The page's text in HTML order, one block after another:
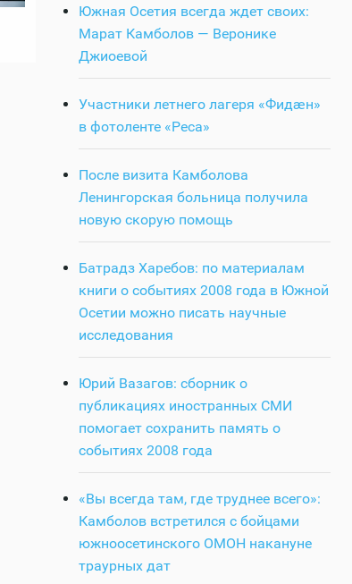
Южная Осетия всегда ждет своих:
Марат Камболов — Веронике
Джиоевой
Участники летнего лагеря «Фидӕн»
в фотоленте «Реса»
После визита Камболова
Ленингорская больница получила
новую скорую помощь
Батрадз Харебов: по материалам
книги о событиях 2008 года в Южной
Осетии можно писать научные
исследования
Юрий Вазагов: сборник о
публикациях иностранных СМИ
помогает сохранить память о
событиях 2008 года
«Вы всегда там, где труднее всего»:
Камболов встретился с бойцами
южноосетинского ОМОН накануне
траурных дат